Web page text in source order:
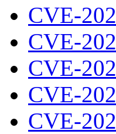
CVE-
CVE-
CVE-
CVE-
CVE-